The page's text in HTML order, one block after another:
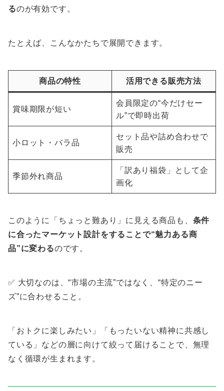
るのが有効です。
たとえば、こんなかたちで展開できます。
商品の特性 活用できる販売方法
賞味期限が短い
会員限定の“今だけセー
ル”で即時出荷
小ロット・バラ品
セット品や詰め合わせで
販売
季節外れ商品
「訳あり福袋」として企
画化
このように「ちょっと難あり」に見える商品も、 条件
に合ったマーケット設計をすることで“魅力ある商
品”に変わるのです。
✅ 大切なのは、“市場の主流”ではなく、“特定のニー
ズ”に合わせること。
「おトクに楽しみたい」「もったいない精神に共感し
ている」などの層に向けて絞って届けることで、無理
なく循環が生まれます。